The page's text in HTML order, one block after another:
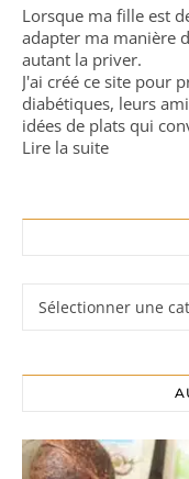
Lorsque ma fille est
adapter ma manière
autant la priver.
J'ai créé ce site pour
diabétiques, leurs
idées de plats qui
Lire la suite